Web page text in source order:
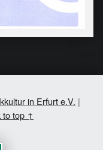
in Erfurt e.V. |
to top ↑